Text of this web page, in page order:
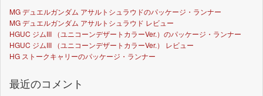
MG デュエルガンダム アサルトシュラウドのパッケージ・ランナー
MG デュエルガンダム アサルトシュラウド レビュー
HGUC ジムIII （ユニコーンデザートカラーVer.）のパッケージ・ランナー
HGUC ジムIII （ユニコーンデザートカラーVer.） レビュー
HG ストークキャリーのパッケージ・ランナー
最近のコメント